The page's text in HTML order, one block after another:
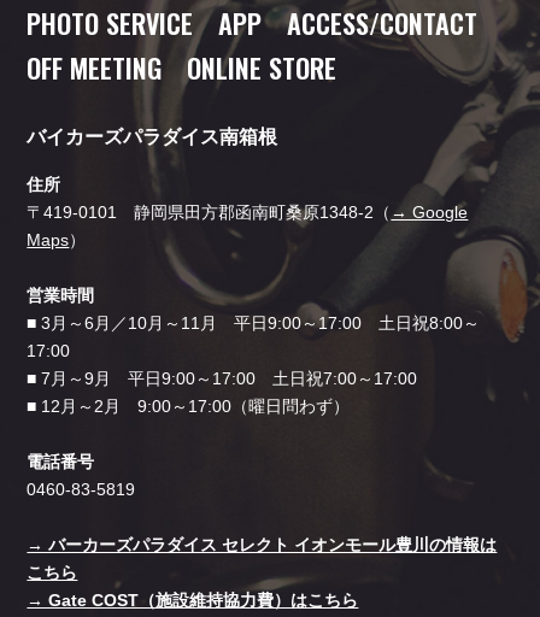
PHOTO SERVICE
APP
ACCESS/CONTACT
OFF MEETING
ONLINE STORE
バイカーズパラダイス南箱根
住所
〒419-0101 静岡県田方郡函南町桑原1348-2（ → Google
Maps）
営業時間
■ 3月～6月／10月～11月 平日9:00～17:00 土日祝8:00～
17:00
■ 7月～9月 平日9:00～17:00 土日祝7:00～17:00
■ 12月～2月 9:00～17:00（曜日問わず）
電話番号
0460-83-5819
→ バーカーズパラダイス セレクト イオンモール豊川の情報は
こちら
→ Gate COST（施設維持協力費）はこちら